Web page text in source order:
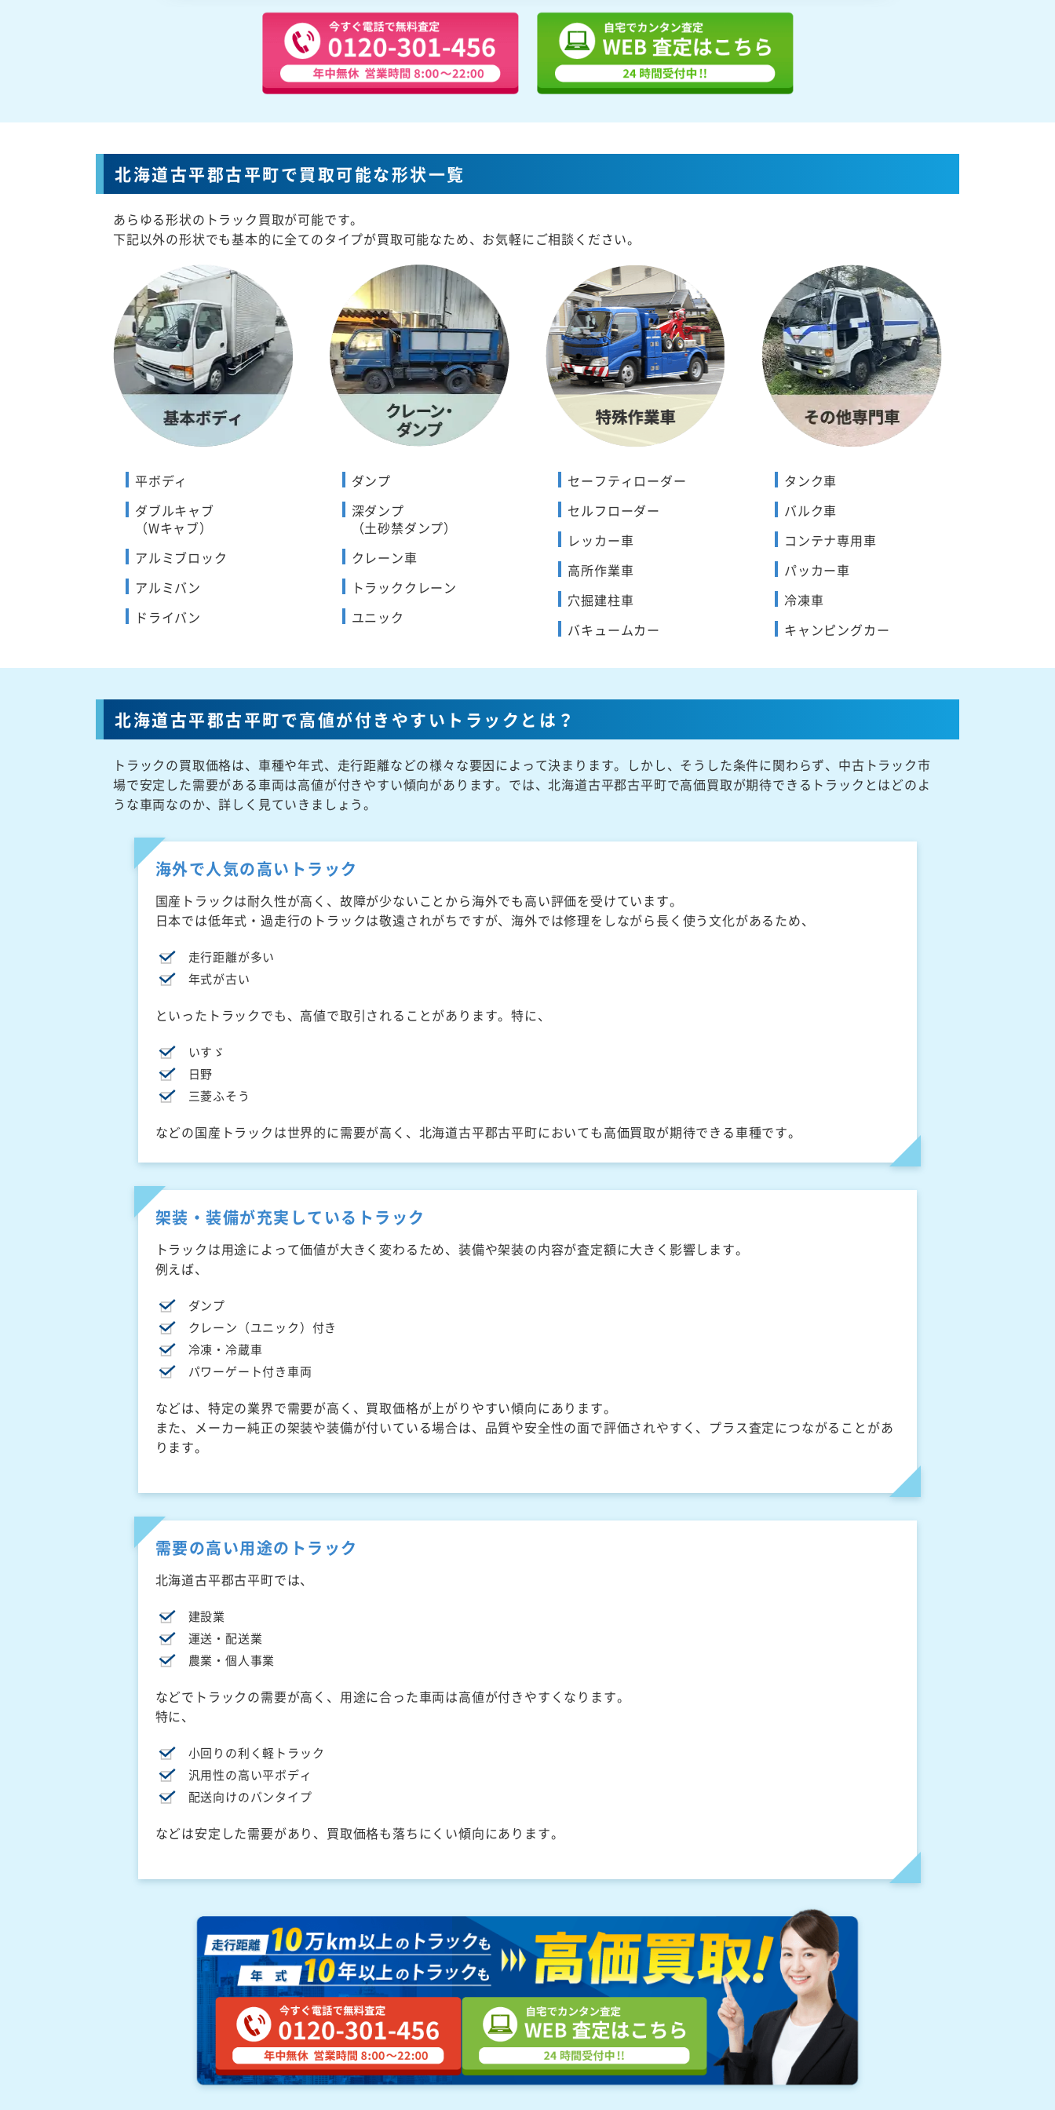
北海道古平郡古平町で買取可能な形状一覧
あらゆる形状のトラック買取が可能です。
下記以外の形状でも基本的に全てのタイプが買取可能なため、お気軽にご相談ください。
平ボディ
ダブルキャブ
（Wキャブ）
アルミブロック
アルミバン
ドライバン
ダンプ
深ダンプ
（土砂禁ダンプ）
クレーン車
トラッククレーン
ユニック
セーフティローダー
セルフローダー
レッカー車
高所作業車
穴掘建柱車
バキュームカー
タンク車
バルク車
コンテナ専用車
パッカー車
冷凍車
キャンピングカー
北海道古平郡古平町で高値が付きやすいトラックとは？
トラックの買取価格は、車種や年式、走行距離などの様々な要因によって決まります。しかし、そうした条件に関わらず、中古トラック市
場で安定した需要がある車両は高値が付きやすい傾向があります。では、北海道古平郡古平町で高価買取が期待できるトラックとはどのよ
うな車両なのか、詳しく見ていきましょう。
海外で人気の高いトラック
国産トラックは耐久性が高く、故障が少ないことから海外でも高い評価を受けています。
日本では低年式・過走行のトラックは敬遠されがちですが、海外では修理をしながら長く使う文化があるため、
走行距離が多い
年式が古い
といったトラックでも、高値で取引されることがあります。特に、
いすゞ
日野
三菱ふそう
などの国産トラックは世界的に需要が高く、北海道古平郡古平町においても高価買取が期待できる車種です。
架装・装備が充実しているトラック
トラックは用途によって価値が大きく変わるため、装備や架装の内容が査定額に大きく影響します。
例えば、
ダンプ
クレーン（ユニック）付き
冷凍・冷蔵車
パワーゲート付き車両
などは、特定の業界で需要が高く、買取価格が上がりやすい傾向にあります。
また、メーカー純正の架装や装備が付いている場合は、品質や安全性の面で評価されやすく、プラス査定につながることがあ
ります。
需要の高い用途のトラック
北海道古平郡古平町では、
建設業
運送・配送業
農業・個人事業
などでトラックの需要が高く、用途に合った車両は高値が付きやすくなります。
特に、
小回りの利く軽トラック
汎用性の高い平ボディ
配送向けのバンタイプ
などは安定した需要があり、買取価格も落ちにくい傾向にあります。